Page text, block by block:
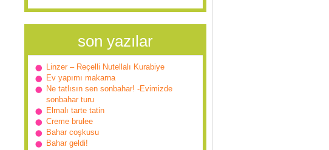
son yazılar
Linzer – Reçelli Nutellalı Kurabiye
Ev yapımı makarna
Ne tatlısın sen sonbahar! -Evimizde
sonbahar turu
Elmalı tarte tatin
Creme brulee
Bahar coşkusu
Bahar geldi!